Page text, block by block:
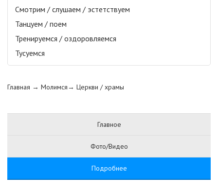
Смотрим / слушаем / эстетствуем
Танцуем / поем
Тренируемся / оздоровляемся
Тусуемся
Главная → Молимся→ Церкви / храмы
Главное
Фото/Видео
Подробнее